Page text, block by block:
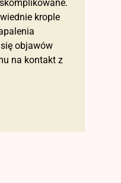
krople
objawów
na kontakt z